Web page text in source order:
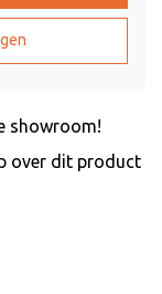
showroom!
over dit product